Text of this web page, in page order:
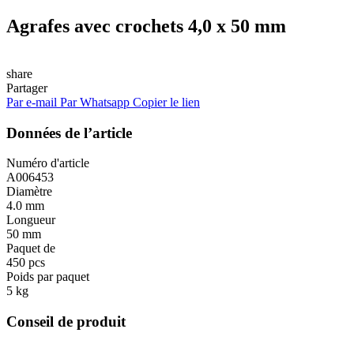
Agrafes avec crochets 4,0 x 50 mm
share
Partager
Par e-mail Par Whatsapp Copier le lien
Données de l’article
Numéro d'article
A006453
Diamètre
4.0 mm
Longueur
50 mm
Paquet de
450 pcs
Poids par paquet
5 kg
Conseil de produit